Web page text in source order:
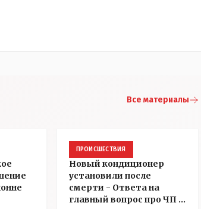
Все материалы
ПРОИСШЕСТВИЯ
Новый кондиционер
установили после
смерти - Ответа на
главный вопрос про ЧП в